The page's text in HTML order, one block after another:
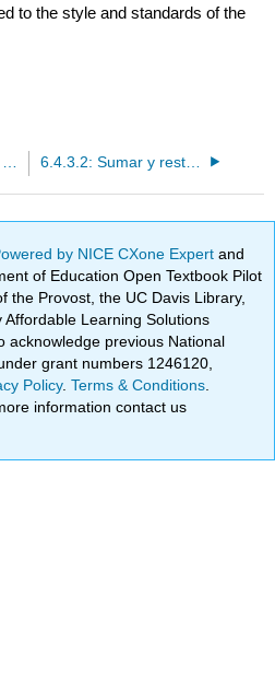
to the style and standards of the
6.4.3.2: Sumar y restar y convertir unidades compuestas
by NICE CXone Expertand
of Education Open Textbook Pilot
the Provost, the UC Davis Library,
Learning Solutions
acknowledge previous National
grant numbers 1246120,
Policy.Terms & Conditions
information contact us